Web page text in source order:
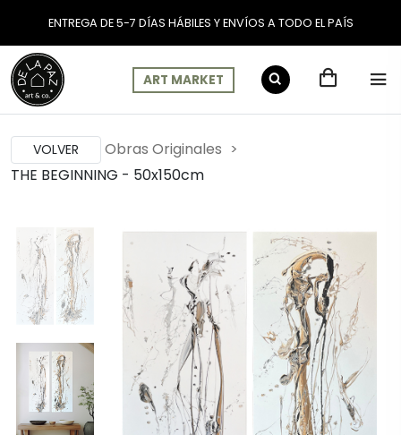
ENTREGA DE 5-7 DÍAS HÁBILES Y ENVÍOS A TODO EL PAÍS
ART MARKET
VOLVER
Obras Originales
THE BEGINNING - 50x150cm